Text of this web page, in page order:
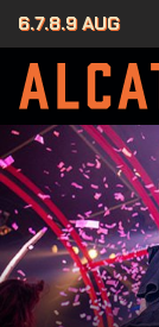
6.7.8.9 AUG